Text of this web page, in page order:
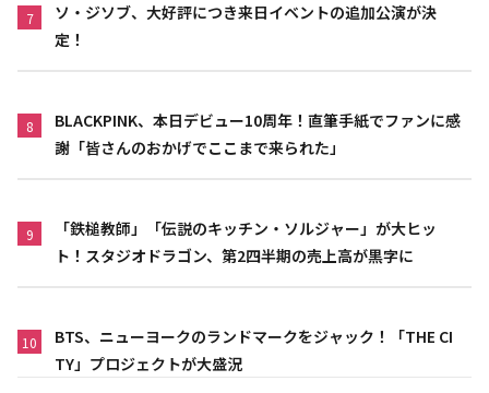
7
ソ・ジソブ、大好評につき来日イベントの追加公演が決
定！
8
BLACKPINK、本日デビュー10周年！直筆手紙でファンに感
謝「皆さんのおかげでここまで来られた」
9
「鉄槌教師」「伝説のキッチン・ソルジャー」が大ヒッ
ト！スタジオドラゴン、第2四半期の売上高が黒字に
10
BTS、ニューヨークのランドマークをジャック！「THE CI
TY」プロジェクトが大盛況